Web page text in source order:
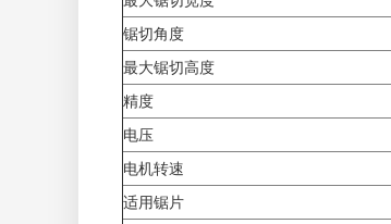
锯切角度
最大锯切高度
精度
电压
电机转速
适用锯片